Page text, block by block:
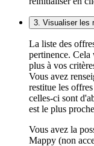
3. Visualiser les
La liste des
pertinence.
plus à vos
Vous avez
restitue les
celles-ci sont
est le plus
Vous avez la
Mappy (non